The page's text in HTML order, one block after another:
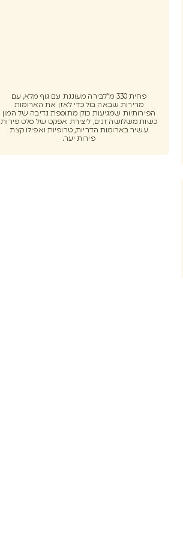
פחית 330 מ"לבירה מעוננת עם גוף מלא, עם
מרירות שבאה בול כדי לאזן את הארומות
הפירותיות שמגיעות כולן מתוספת נדיבה של המון
כשות משלושה זנים, ליצירת אפקט של סלט פירות
עשיר בארומות הדריות, טרופיות ואפילו קצת
פירות יער.